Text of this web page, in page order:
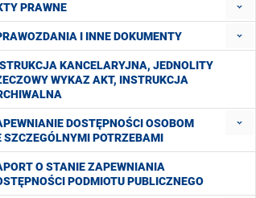
PRAWNE
I INNE DOKUMENTY
KANCELARYJNA, JEDNOLITY
WYKAZ AKT, INSTRUKCJA
DOSTĘPNOŚCI OSOBOM
SZCZEGÓLNYMI POTRZEBAMI
O STANIE ZAPEWNIANIA
PODMIOTU PUBLICZNEGO